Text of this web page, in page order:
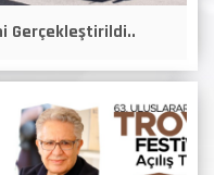
Gerçekleştirildi..